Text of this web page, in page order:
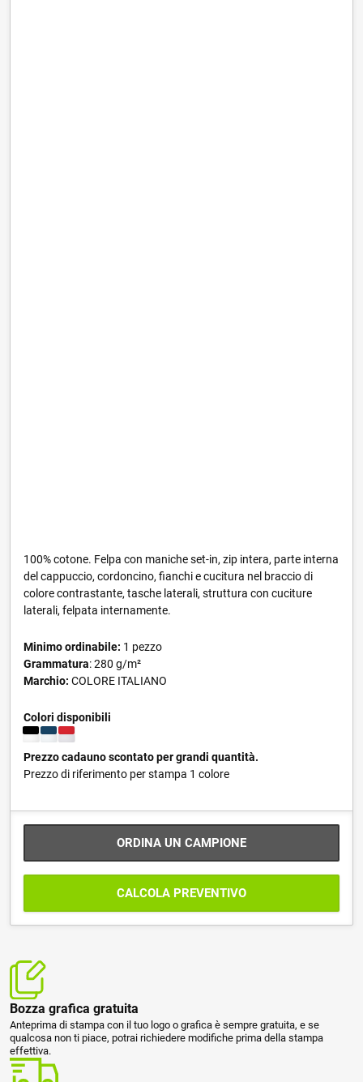
100% cotone. Felpa con maniche set-in, zip intera, parte interna
del cappuccio, cordoncino, fianchi e cucitura nel braccio di
colore contrastante, tasche laterali, struttura con cuciture
laterali, felpata internamente.
Minimo ordinabile: 1 pezzo
Grammatura: 280 g/m²
Marchio: COLORE ITALIANO
Colori disponibili
Prezzo cadauno scontato per grandi quantità.
Prezzo di riferimento per stampa 1 colore
ORDINA UN CAMPIONE
CALCOLA PREVENTIVO
Bozza grafica gratuita
Anteprima di stampa con il tuo logo o grafica è sempre gratuita, e se
qualcosa non ti piace, potrai richiedere modifiche prima della stampa
effettiva.